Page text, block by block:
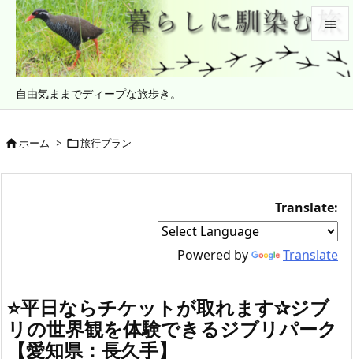
自由気ままでディープな旅歩き。


メニュ

検索
ホーム > 旅行プラン
Translate:
Powered by Translate
⭐️平日ならチケットが取れます✰ジブ
リの世界観を体験できるジブリパーク
【愛知県：長久手】